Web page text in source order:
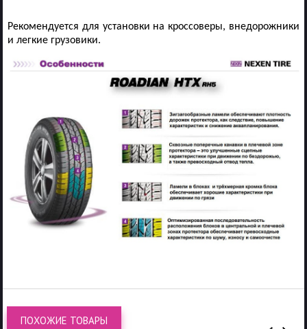
Рекомендуется для установки на кроссоверы, внедорожники
и легкие грузовики.
ПОХОЖИЕ ТОВАРЫ